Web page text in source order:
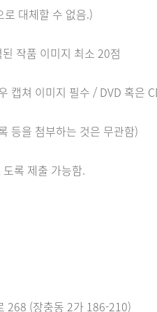
대체할 수 없음.)
작품 이미지 최소 20점
캡쳐 이미지 필수 / DVD 혹은
등을 첨부하는 것은 무관함)
록 제출 가능함.
268 (장충동 2가 186-210)